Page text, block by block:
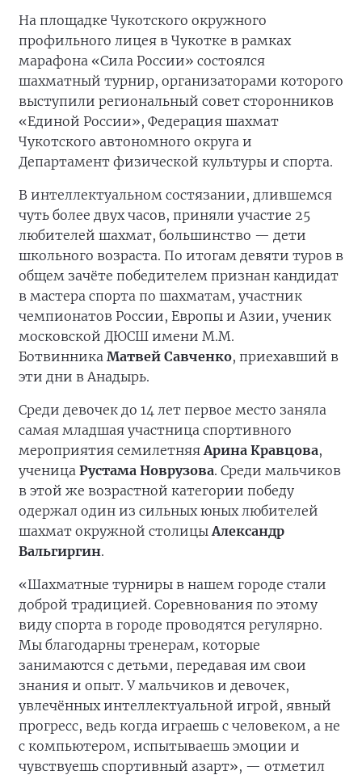
На площадке Чукотского окружного
профильного лицея в Чукотке в рамках
марафона «Сила России» состоялся
шахматный турнир, организаторами которого
выступили региональный совет сторонников
«Единой России», Федерация шахмат
Чукотского автономного округа и
Департамент физической культуры и спорта.
В интеллектуальном состязании, длившемся
чуть более двух часов, приняли участие 25
любителей шахмат, большинство — дети
школьного возраста. По итогам девяти туров в
общем зачёте победителем признан кандидат
в мастера спорта по шахматам, участник
чемпионатов России, Европы и Азии, ученик
московской ДЮСШ имени М.М.
Ботвинника Матвей Савченко, приехавший в
эти дни в Анадырь.
Среди девочек до 14 лет первое место заняла
самая младшая участница спортивного
мероприятия семилетняяАрина Кравцова,
ученица Рустама Новрузова. Среди мальчиков
в этой же возрастной категории победу
одержал один из сильных юных любителей
шахмат окружной столицыАлександр
Вальгиргин.
«Шахматные турниры в нашем городе стали
доброй традицией. Соревнования по этому
виду спорта в городе проводятся регулярно.
Мы благодарны тренерам, которые
занимаются с детьми, передавая им свои
знания и опыт. У мальчиков и девочек,
увлечённых интеллектуальной игрой, явный
прогресс, ведь когда играешь с человеком, а не
с компьютером, испытываешь эмоции и
чувствуешь спортивный азарт», — отметил